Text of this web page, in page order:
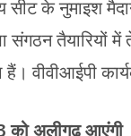
सीट के नुमाइश
संगठन तैयारियों
हैं। वीवीआईपी